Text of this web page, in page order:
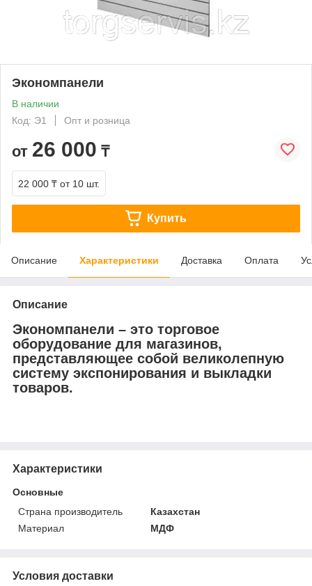
Экономпанели
В наличии
Код: Э1
Опт и розница
от 26 000 ₸
22 000 ₸ от 10 шт.
Купить
Описание Характеристики Доставка Оплата
Описание
Экономпанели – это торговое
оборудование для магазинов,
представляющее собой великолепную
систему экспонирования и выкладки
товаров.
Характеристики
Основные
Страна производитель
Казахстан
Материал
МДФ
Условия доставки